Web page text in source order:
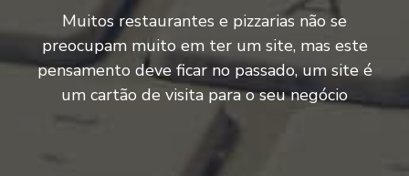
Muitos restaurantes e pizzarias não se
preocupam muito em ter um site, mas este
pensamento deve ficar no passado, um site é
um cartão de visita para o seu negócio